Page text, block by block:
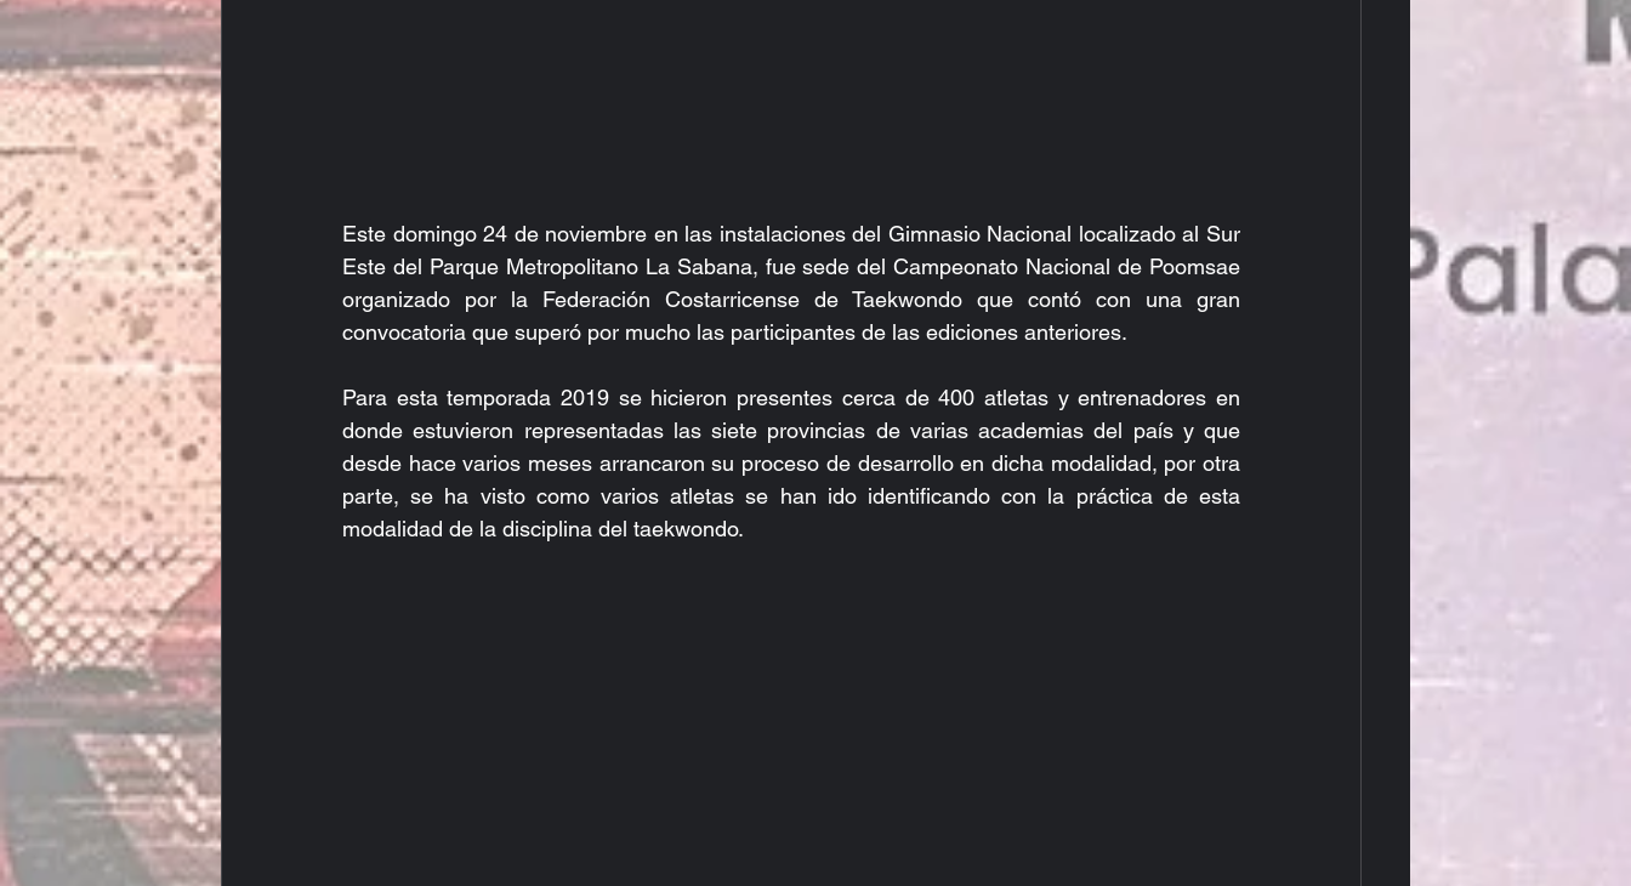
Este domingo 24 de noviembre en las instalaciones del Gimnasio Nacional localizado al Sur
Este del Parque Metropolitano La Sabana, fue sede del Campeonato Nacional de Poomsae
organizado por la Federación Costarricense de Taekwondo que contó con una gran
convocatoria que superó por mucho las participantes de las ediciones anteriores.
Para esta temporada 2019 se hicieron presentes cerca de 400 atletas y entrenadores en
donde estuvieron representadas las siete provincias de varias academias del país y que
desde hace varios meses arrancaron su proceso de desarrollo en dicha modalidad, por otra
parte, se ha visto como varios atletas se han ido identificando con la práctica de esta
modalidad de la disciplina del taekwondo.